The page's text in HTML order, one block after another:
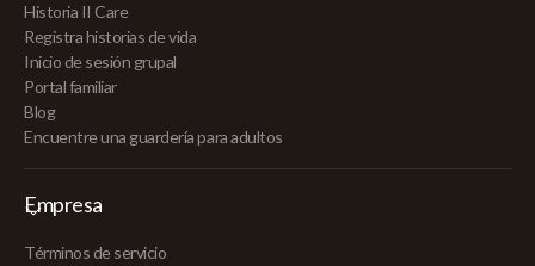
Historia II Care
Registra historias de vida
Inicio de sesión grupal
Portal familiar
Blog
Encuentre una guardería para adultos
Empresa
Términos de servicio